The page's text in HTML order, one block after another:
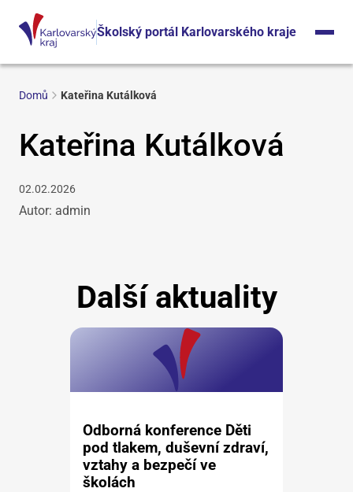
Školský portál Karlovarského kraje
Domů Kateřina Kutálková
Kateřina Kutálková
02.02.2026
Autor: admin
Další aktuality
Odborná konference Děti
pod tlakem, duševní zdraví,
vztahy a bezpečí ve
školách